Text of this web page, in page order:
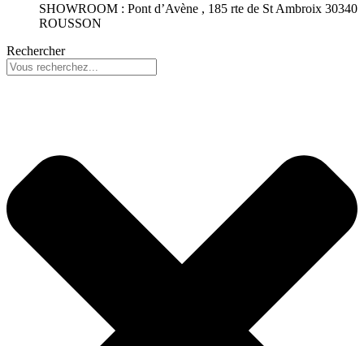
SHOWROOM : Pont d’Avène , 185 rte de St Ambroix 30340
ROUSSON
Rechercher